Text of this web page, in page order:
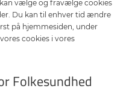
med lægemangel,
deler egne erfaringer.
vælge og fravælge cookies
Du kan til enhver tid ændre
på hjemmesiden, under
cookies i vores
Folkesundhed